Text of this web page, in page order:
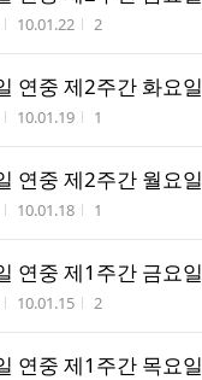
작성시간
10.01.22 조회수
2
연중 제2주간 화요일
작성시간
10.01.19 조회수
1
연중 제2주간 월요일
작성시간
10.01.18 조회수
1
연중 제1주간 금요일
작성시간
10.01.15 조회수
2
연중 제1주간 목요일